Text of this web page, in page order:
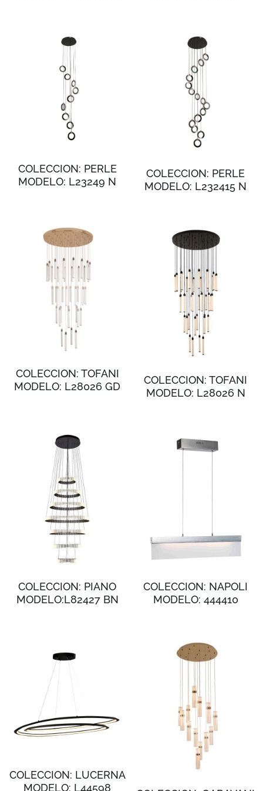
COLECCION: PERLE
MODELO: L23249 N
COLECCION: PERLE
MODELO: L232415 N
COLECCION: TOFANI
MODELO: L28026 GD
COLECCION: TOFANI
MODELO: L28026 N
COLECCION: PIANO
MODELO:L82427 BN
COLECCION: NAPOLI
MODELO: 444410
COLECCION: LUCERNA
MODELO: L44598